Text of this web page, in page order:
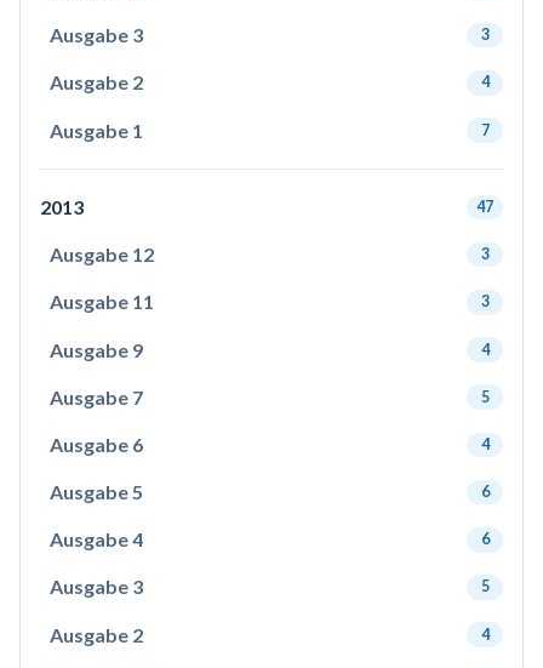
Ausgabe 3 3
Ausgabe 2 4
Ausgabe 1 7
2013 47
Ausgabe 12 3
Ausgabe 11 3
Ausgabe 9 4
Ausgabe 7 5
Ausgabe 6 4
Ausgabe 5 6
Ausgabe 4 6
Ausgabe 3 5
Ausgabe 2 4